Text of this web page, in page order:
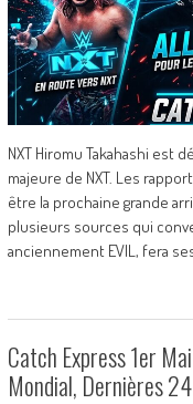
NXT Hiromu Takahashi est
majeure de NXT. Les
être la prochaine grande
plusieurs sources qui
anciennement EVIL, fera
Catch Express 1er
Mondial, Dernières